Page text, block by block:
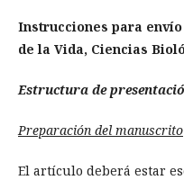
Instrucciones para
de la Vida, Ciencias
Estructura de
Preparación del manuscrito
El artículo deberá estar